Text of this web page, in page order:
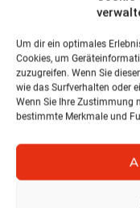
Um dir ein optimales
Cookies, um
zuzugreifen. Wenn Sie
wie das Surfverhalten oder
Wenn Sie Ihre Zustimmung
bestimmte Merkmale und
NEWS
Spari geht zu
KOBAN SÜDVERS